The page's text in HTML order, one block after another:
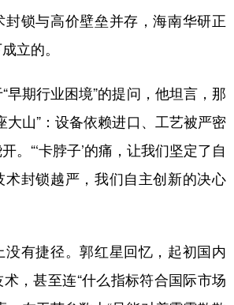
封锁与高价壁垒并存，海南华研正
立的。
期行业困境”的提问，他坦言，那
大山”：设备依赖进口、工艺被严密
。“‘卡脖子’的痛，让我们坚定了自
术封锁越严，我们自主创新的决心
有捷径。郭红星回忆，起初国内
，甚至连“什么指标符合国际市场